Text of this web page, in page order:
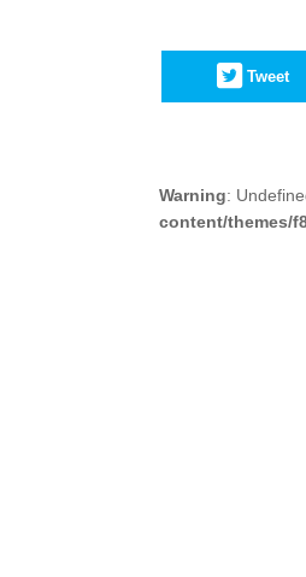
Tweet
Warning:
content/themes/